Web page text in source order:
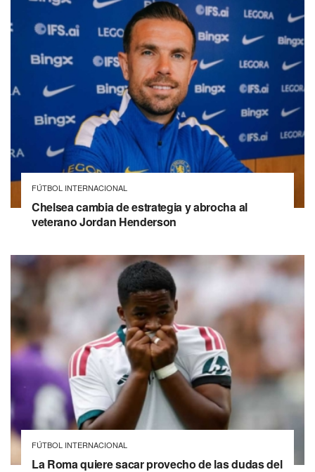
FÚTBOL INTERNACIONAL
Chelsea cambia de estrategia y abrocha al
veterano Jordan Henderson
FÚTBOL INTERNACIONAL
La Roma quiere sacar provecho de las dudas del